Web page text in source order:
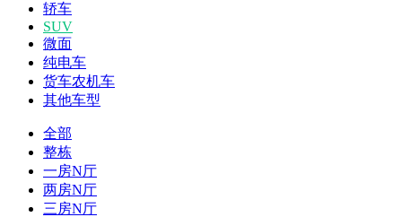
轿车
SUV
微面
纯电车
货车农机车
其他车型
全部
整栋
一房N厅
两房N厅
三房N厅